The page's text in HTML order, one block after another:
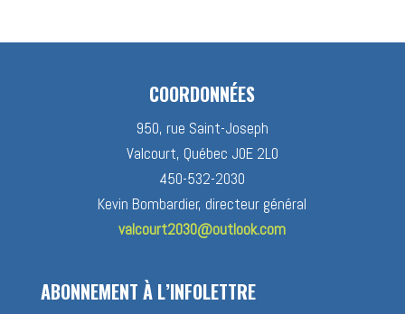
COORDONNÉES
950, rue Saint-Joseph
Valcourt, Québec J0E 2L0
450-532-2030
Kevin Bombardier, directeur général
valcourt2030@outlook.com
ABONNEMENT À L’INFOLETTRE